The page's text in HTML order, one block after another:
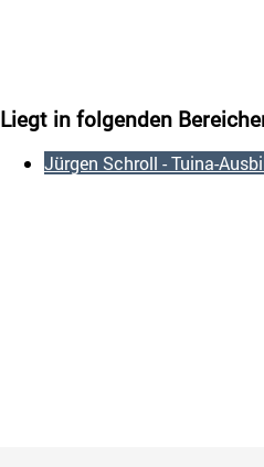
Liegt in folgenden
Jürgen Schroll - Tuina-